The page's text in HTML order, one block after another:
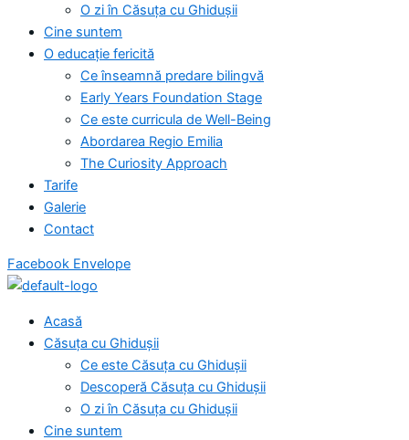
O zi în Căsuța cu Ghidușii
Cine suntem
O educație fericită
Ce înseamnă predare bilingvă
Early Years Foundation Stage
Ce este curricula de Well-Being
Abordarea Regio Emilia
The Curiosity Approach
Tarife
Galerie
Contact
Facebook Envelope
Acasă
Căsuța cu Ghidușii
Ce este Căsuța cu Ghidușii
Descoperă Căsuța cu Ghidușii
O zi în Căsuța cu Ghidușii
Cine suntem